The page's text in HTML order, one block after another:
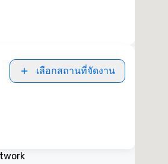
เลือกสถานที่จัดงาน